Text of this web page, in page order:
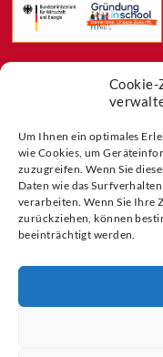
Cookie-
Um Ihnen ein optimales
wie Cookies, um
zuzugreifen. Wenn Sie
Daten wie das
verarbeiten. Wenn Sie Ihre
zurückziehen, können
beeinträchtigt werden.
Blog
Buchtipps
Partner der